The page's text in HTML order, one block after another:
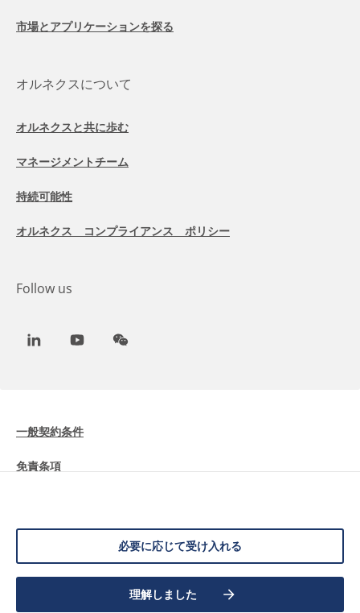
必要に応じて受け入れる
理解しました
市場とアプリケーションを探る
オルネクスについて
オルネクスと共に歩む
マネージメントチーム
持続可能性
オルネクス コンプライアンス ポリシー
Follow us
LinkedInYoutubeWeChat
2026 Allnex Netherlands B.V.
一般契約条件
免責条項
データ保護